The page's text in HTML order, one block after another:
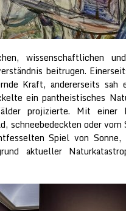
wissenschaftlichen
beitrugen.
Kraft, andererseits sah
ein pantheistisches
projizierte. Mit einer
schneebedeckten oder
Spiel von
aktueller